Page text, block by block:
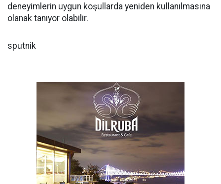
deneyimlerin uygun koşullarda yeniden kullanılmasına
olanak tanıyor olabilir.
sputnik